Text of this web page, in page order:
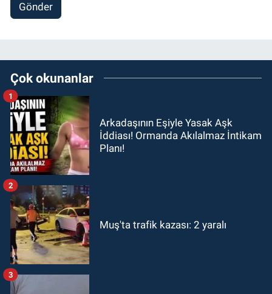
Gönder
Çok okunanlar
Arkadaşının Eşiyle Yasak Aşk
İddiası! Ormanda Akılalmaz İntikam
Planı!
1
Muş'ta trafik kazası: 2 yaralı
2
3